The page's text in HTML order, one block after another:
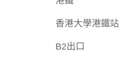
香港大學港鐵站
B2出口